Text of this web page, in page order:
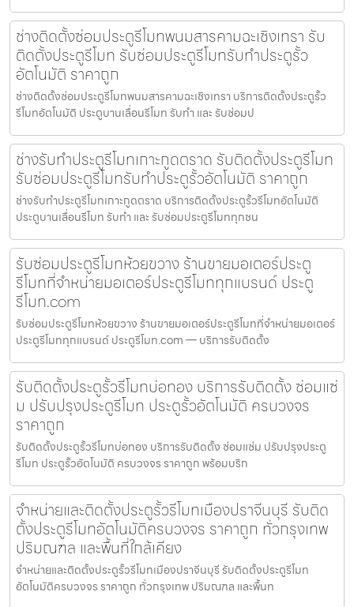
ช่างติดตั้งซ่อมประตูรีโมทพนมสารคามฉะเชิงเทรา รับ
ติดตั้งประตูรีโมท รับซ่อมประตูรีโมทรับทำประตูรั้ว
อัตโนมัติ ราคาถูก
ช่างติดตั้งซ่อมประตูรีโมทพนมสารคามฉะเชิงเทรา บริการติดตั้งประตูรั้ว
รีโมทอัตโนมัติ ประตูบานเลื่อนรีโมท รับทำ และ รับซ่อมป
ช่างรับทำประตูรีโมทเกาะกูดตราด รับติดตั้งประตูรีโมท
รับซ่อมประตูรีโมทรับทำประตูรั้วอัตโนมัติ ราคาถูก
ช่างรับทำประตูรีโมทเกาะกูดตราด บริการติดตั้งประตูรั้วรีโมทอัตโนมัติ
ประตูบานเลื่อนรีโมท รับทำ และ รับซ่อมประตูรีโมททุกชน
รับซ่อมประตูรีโมทห้วยขวาง ร้านขายมอเตอร์ประตู
รีโมทที่จำหน่ายมอเตอร์ประตูรีโมททุกแบรนด์ ประตู
รีโมท.com
รับซ่อมประตูรีโมทห้วยขวาง ร้านขายมอเตอร์ประตูรีโมทที่จำหน่ายมอเตอร์
ประตูรีโมททุกแบรนด์ ประตูรีโมท.com — บริการรับติดตั้ง
รับติดตั้งประตูรั้วรีโมทบ่อทอง บริการรับติดตั้ง ซ่อมแซ่
ม ปรับปรุงประตูรีโมท ประตูรั้วอัตโนมัติ ครบวงจร
ราคาถูก
รับติดตั้งประตูรั้วรีโมทบ่อทอง บริการรับติดตั้ง ซ่อมแซ่ม ปรับปรุงประตู
รีโมท ประตูรั้วอัตโนมัติ ครบวงจร ราคาถูก พร้อมบริก
จำหน่ายและติดตั้งประตูรั้วรีโมทเมืองปราจีนบุรี รับติด
ตั้งประตูรีโมทอัตโนมัติครบวงจร ราคาถูก ทั่วกรุงเทพ
ปริมณฑล และพื้นที่ใกล้เคียง
จำหน่ายและติดตั้งประตูรั้วรีโมทเมืองปราจีนบุรี รับติดตั้งประตูรีโมท
อัตโนมัติครบวงจร ราคาถูก ทั่วกรุงเทพ ปริมณฑล และพื้นท